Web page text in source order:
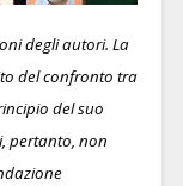
degli autori. La
del confronto tra
del suo
pertanto, non